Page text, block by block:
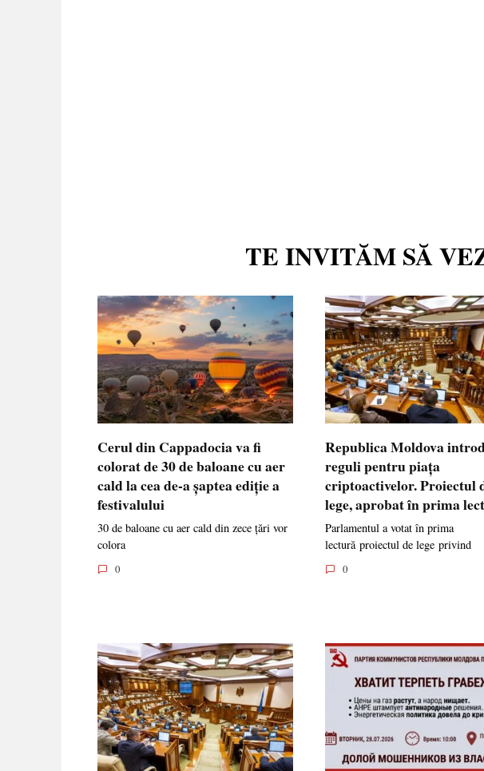
TE INVITĂM SĂ
Cerul din Cappadocia va fi
colorat de 30 de baloane cu aer
cald la cea de-a șaptea ediție a
festivalului
30 de baloane cu aer cald din zece țări vor
colora
0
Republica Moldova
reguli pentru piața
criptoactivelor. Proiectul
lege, aprobat în prima
Parlamentul a votat în prima
lectură proiectul de lege privind
0